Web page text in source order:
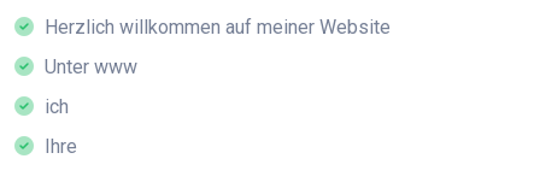
Herzlich willkommen auf meiner Website
Unter www
ich
Ihre